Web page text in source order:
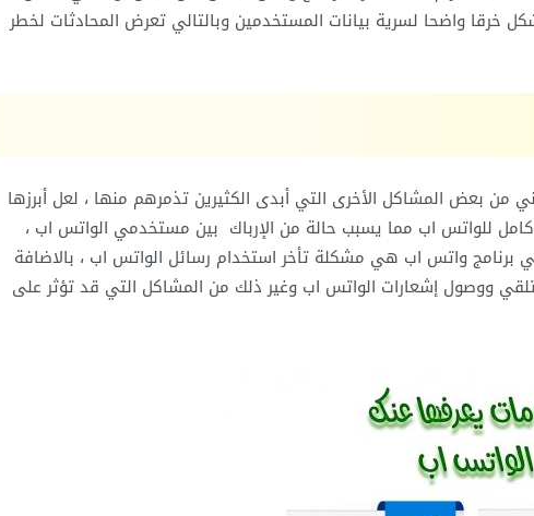
خرقا واضحا لسرية بيانات المستخدمين وبالتالي تعرض المحادثات لخطر
من بعض المشاكل الأخرى التي أبدى الكثيرين تذمرهم منها ، لعل أبرزها
للواتس اب مما يسبب حالة من الإرباك بين مستخدمي الواتس اب ،
واتس اب هي مشكلة تأخر استخدام رسائل الواتس اب ، بالاضافة
ووصول إشعارات الواتس اب وغير ذلك من المشاكل التي قد تؤثر على